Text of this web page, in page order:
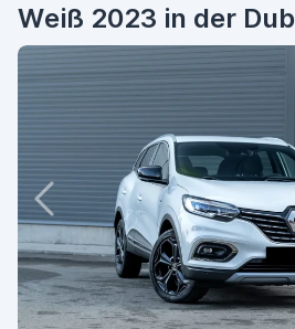
Weiß 2023 in der